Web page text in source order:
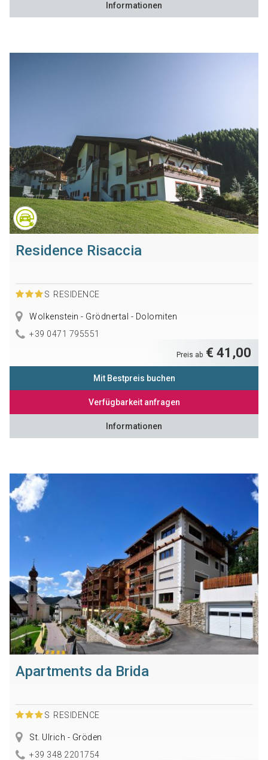
Informationen
Residence Risaccia
S RESIDENCE
Wolkenstein - Grödnertal - Dolomiten
+39 0471 795551
Preis ab € 41,00
Mit Bestpreis buchen
Verfügbarkeit anfragen
Informationen
Apartments da Brida
S RESIDENCE
St. Ulrich - Gröden
+39 348 2201754